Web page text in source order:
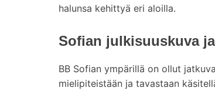
halunsa kehittyä eri aloilla.
Sofian julkisuuskuva
BB Sofian ympärillä on ollut
mielipiteistään ja tavastaan